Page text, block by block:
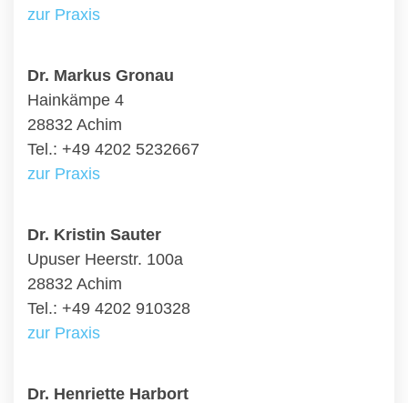
zur Praxis
Dr. Markus Gronau
Hainkämpe 4
28832 Achim
Tel.: +49 4202 5232667
zur Praxis
Dr. Kristin Sauter
Upuser Heerstr. 100a
28832 Achim
Tel.: +49 4202 910328
zur Praxis
Dr. Henriette Harbort